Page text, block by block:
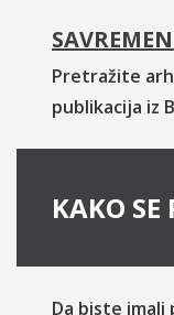
Pretražite
publikacija iz
KAKO SE
Da biste